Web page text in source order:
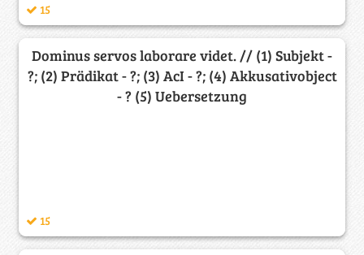
15
Dominus servos laborare videt. // (1) Subjekt -
?; (2) Prädikat - ?; (3) AcI - ?; (4) Akkusativobject
- ? (5) Uebersetzung
15